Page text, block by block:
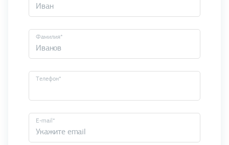
Фамилия*
Телефон*
E-mail*